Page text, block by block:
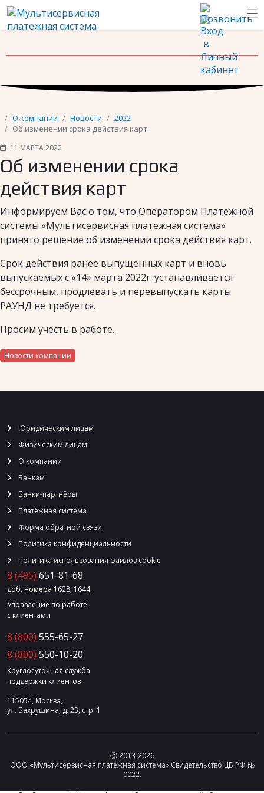
О компании Новости
2022
Об изменении срока действия карт
11 МАРТА 2022
Об изменении срока
действия карт
Информируем Вас о том, что Оператором Платежной
системы «Мультисервисная платежная система»
принято решение об изменении срока действия карт.
Срок действия ранее выпущенных карт и вновь
выпускаемых с «14» марта 2022г. устанавливается
бессрочным, продлевать и перевыпускать карты
РАУНД не требуется.
Просим учесть в работе.
Новости компании
Юридическим лицам
Физическим лицам
О компании
Банкам
Банки-партнёры
Платёжная система
Форма обратной связи
Политика конфиденциальности
Политика использования файлов cookie
8 (495) 651-81-68
доб. номера 1628, 1644
Управление по работе
с клиентами
8 (800) 555-65-27
8 (800) 550-10-20
Круглосуточная служба
поддержки клиентов
115054, Москва,
ул. Бахрушина, д. 23, стр. 1
Ⓒ 2013-2026
ООО «Мультисервисная платежная система» Свидетельство ЦБ РФ №
0022.